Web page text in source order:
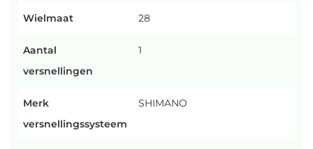
Wielmaat 28
Aantal
versnellingen
1
Merk
versnellingssysteem
SHIMANO